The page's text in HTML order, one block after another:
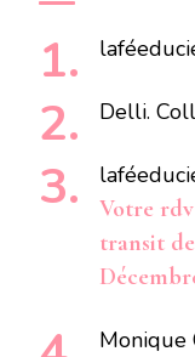
Delli.
Votre
transit
Monique